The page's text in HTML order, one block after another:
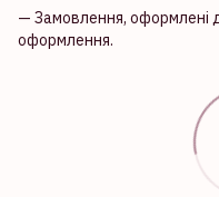
— Замовлення, оформлені
оформлення.